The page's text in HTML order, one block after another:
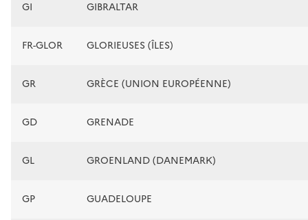
GI GIBRALTAR
FR-GLOR GLORIEUSES (ÎLES)
GR GRÈCE (UNION EUROPÉENNE)
GD GRENADE
GL GROENLAND (DANEMARK)
GP GUADELOUPE